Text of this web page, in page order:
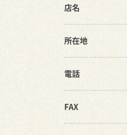
店名
所在地
電話
FAX